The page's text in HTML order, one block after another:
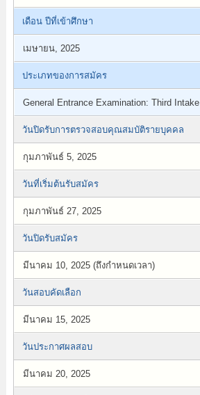
เดือน ปีที่เข้าศึกษา
เมษายน, 2025
ประเภทของการสมัคร
General Entrance Examination: Third Intake
วันปิดรับการตรวจสอบคุณสมบัติรายบุคคล
กุมภาพันธ์ 5, 2025
วันที่เริ่มต้นรับสมัคร
กุมภาพันธ์ 27, 2025
วันปิดรับสมัคร
มีนาคม 10, 2025 (ถึงกำหนดเวลา)
วันสอบคัดเลือก
มีนาคม 15, 2025
วันประกาศผลสอบ
มีนาคม 20, 2025